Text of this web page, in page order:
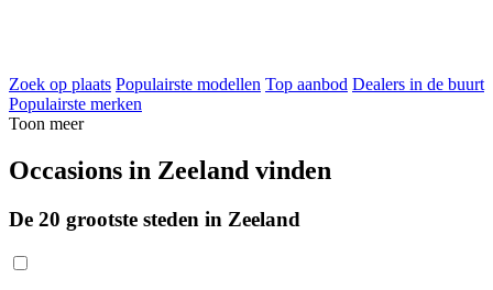
Zoek op plaats Populairste modellen Top aanbod Dealers in de buurt
Populairste merken
Toon meer
Occasions in Zeeland vinden
De 20 grootste steden in Zeeland